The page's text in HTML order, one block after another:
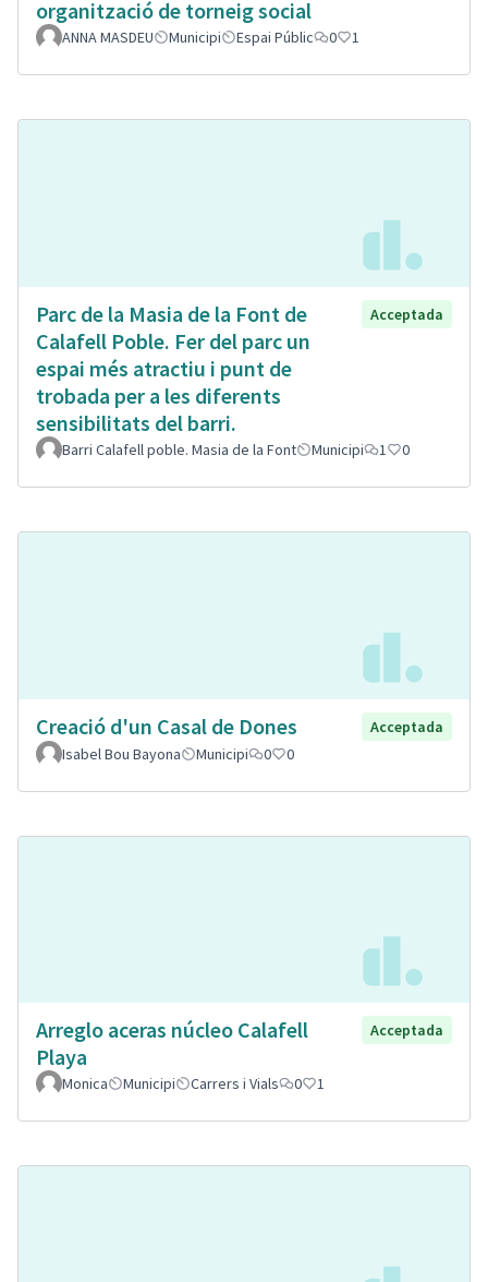
organització de torneig social
ANNA MASDEU Municipi Espai Públic 0 1
Parc de la Masia de la Font de
Calafell Poble. Fer del parc un
espai més atractiu i punt de
trobada per a les diferents
sensibilitats del barri.
Acceptada
Barri Calafell poble. Masia de la Font Municipi 1 0
Creació d'un Casal de Dones
Acceptada
Isabel Bou Bayona
Municipi 0 0
Arreglo aceras núcleo Calafell
Playa
Acceptada
Monica Municipi Carrers i Vials 0 1